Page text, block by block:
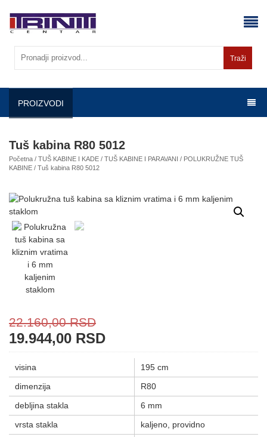
content
Traži
PROIZVODI
Tuš kabina R80 5012
Početna / TUŠ KABINE I KADE / TUŠ KABINE I PARAVANI / POLUKRUŽNE TUŠ
KABINE / Tuš kabina R80 5012
22.160,00RSD
19.944,00 RSD
visina
195 cm
dimenzija
R80
debljina stakla
6 mm
vrsta stakla
kaljeno, providno